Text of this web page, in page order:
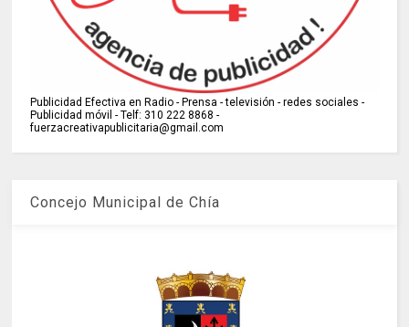
Publicidad Efectiva en Radio - Prensa - televisión - redes sociales -
Publicidad móvil - Telf: 310 222 8868 -
fuerzacreativapublicitaria@gmail.com
Concejo Municipal de Chía